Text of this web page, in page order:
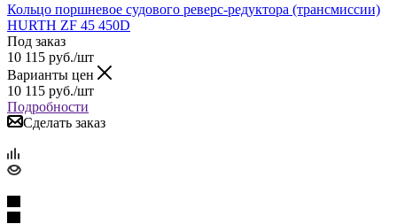
Кольцо поршневое судового реверс-редуктора (трансмиссии)
HURTH ZF 45 450D
Под заказ
10 115 руб./шт
Варианты цен
10 115 руб./шт
Подробности
Сделать заказ